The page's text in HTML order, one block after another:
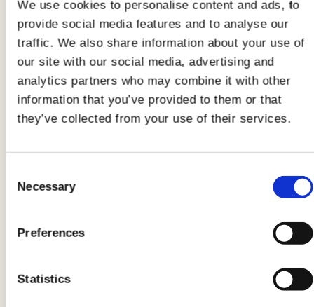
We use cookies to personalise content and ads, to
provide social media features and to analyse our
traffic. We also share information about your use of
our site with our social media, advertising and
analytics partners who may combine it with other
information that you’ve provided to them or that
they’ve collected from your use of their services.
Selection
Necessary
Preferences
Statistics
soffritto. Lasciate rosolare per un paio di minuti
e aggiungete la carne. Mescolate di tanto in
tanto e lasciate che la carne acquisti una buona
doratura. A questo punto sfumate con del vino
bianco. Qualche secondo di sfumatura e
potrete aggiungere un mestolo di brodo di
cuocere a fuoco medio per circa 40 minuti.
Quando il liquido sarà assorbito e il ragù pronto,
immergete le tagliatelle all’uovo in una pentola